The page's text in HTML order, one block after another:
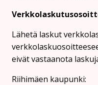
Lähetä laskut
eivät vastaanota
Riihimäen kaupunki: